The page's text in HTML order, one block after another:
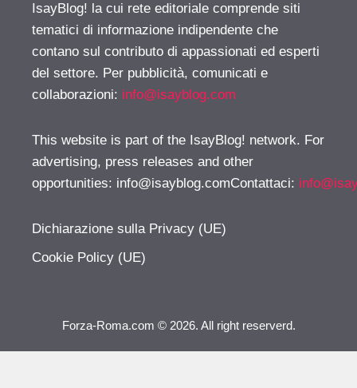
IsayBlog! la cui rete editoriale comprende siti
tematici di informazione indipendente che
contano sul contributo di appassionati ed esperti
del settore. Per pubblicità, comunicati e
collaborazioni: info@isayblog.com
This website is part of the IsayBlog! network. For
advertising, press releases and other
opportunities: info@isayblog.comContattaci:
Dichiarazione sulla Privacy (UE)
Cookie Policy (UE)
Forza-Roma.com © 2026. All right reserverd.